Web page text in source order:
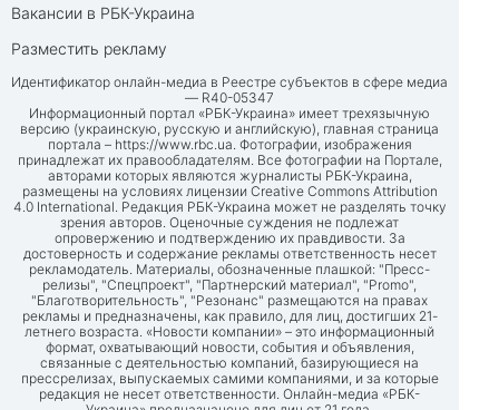
Вакансии в РБК-Украина
Разместить рекламу
Идентификатор онлайн-медиа в Реестре субъектов в сфере медиа
— R40-05347
Информационный портал «РБК-Украина» имеет трехязычную
версию (украинскую, русскую и английскую), главная страница
портала – https://www.rbc.ua. Фотографии, изображения
принадлежат их правообладателям. Все фотографии на Портале,
авторами которых являются журналисты РБК-Украина,
размещены на условиях лицензии Creative Commons Attribution
4.0 International. Редакция РБК-Украина может не разделять точку
зрения авторов. Оценочные суждения не подлежат
опровержению и подтверждению их правдивости. За
достоверность и содержание рекламы ответственность несет
рекламодатель. Материалы, обозначенные плашкой: "Пресс-
релизы", "Спецпроект", "Партнерский материал", "Promo",
"Благотворительность", "Резонанс" размещаются на правах
рекламы и предназначены, как правило, для лиц, достигших 21-
летнего возраста. «Новости компании» – это информационный
формат, охватывающий новости, события и объявления,
связанные с деятельностью компаний, базирующиеся на
прессрелизах, выпускаемых самими компаниями, и за которые
редакция не несет ответственности. Онлайн-медиа «РБК-